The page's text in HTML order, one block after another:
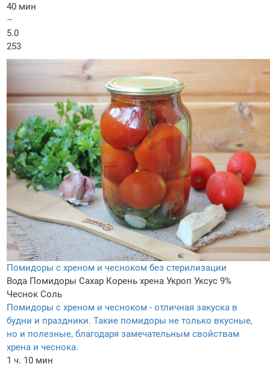
40 мин
–
5.0
253
Помидоры с хреном и чесноком без стерилизации
Вода Помидоры Сахар Корень хрена Укроп Уксус 9%
Чеснок Соль
Помидоры с хреном и чесноком - отличная закуска в
будни и праздники. Такие помидоры не только вкусные,
но и полезные, благодаря замечательным свойствам
хрена и чеснока.
1 ч. 10 мин